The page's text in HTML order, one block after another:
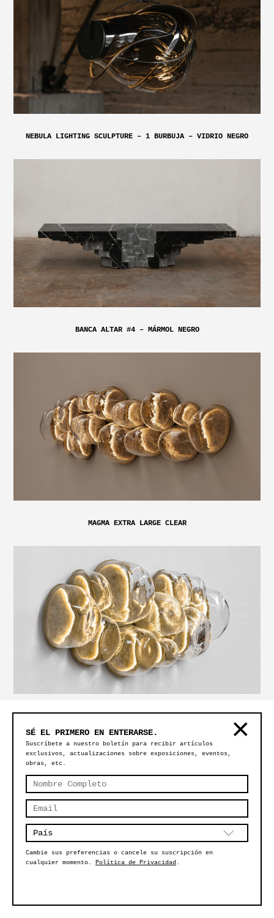
NEBULA LIGHTING SCULPTURE – 1 BURBUJA – VIDRIO NEGRO
BANCA ALTAR #4 – MÁRMOL NEGRO
MAGMA EXTRA LARGE CLEAR
MAGMA LARGE CLEAR
SÉ EL PRIMERO EN ENTERARSE.
Suscríbete a nuestro boletín para recibir artículos
exclusivos, actualizaciones sobre exposiciones, eventos,
obras, etc.
Cambie sus preferencias o cancele su suscripción en
cualquier momento. Política de Privacidad .